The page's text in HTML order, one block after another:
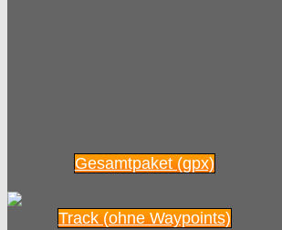
Gesamtpaket (gpx)
Track (ohne Waypoints)